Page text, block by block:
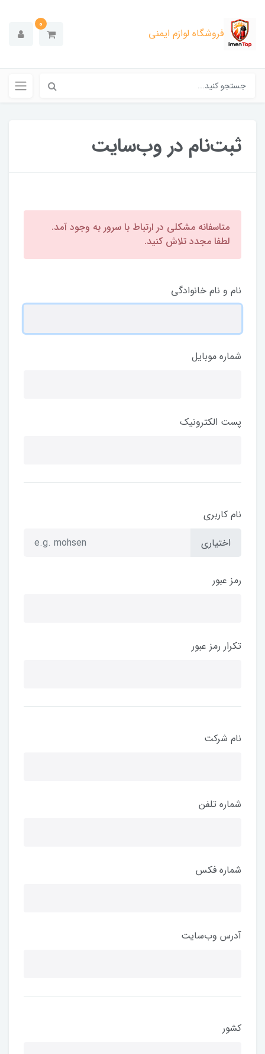
فروشگاه لوازم ایمنی
0
ثبت‌نام در وب‌سایت
متاسفانه مشکلی در ارتباط با سرور به وجود آمد.
لطفا مجدد تلاش کنید.
نام و نام خانوادگی
شماره موبایل
پست الکترونیک
نام کاربری
اختیاری
رمز عبور
تکرار رمز عبور
نام شرکت
شماره تلفن
شماره فکس
آدرس وب‌سایت
کشور